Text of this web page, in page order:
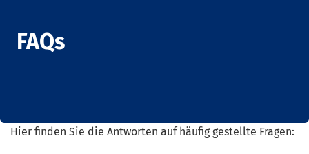
FAQs
Hier finden Sie die Antworten auf häufig gestellte Fragen: